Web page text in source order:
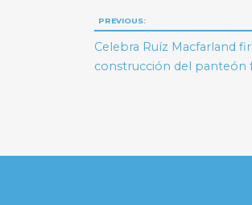
Navegación
de
PREVIOUS:
Celebra Ruíz Macfarland
construcción del panteón